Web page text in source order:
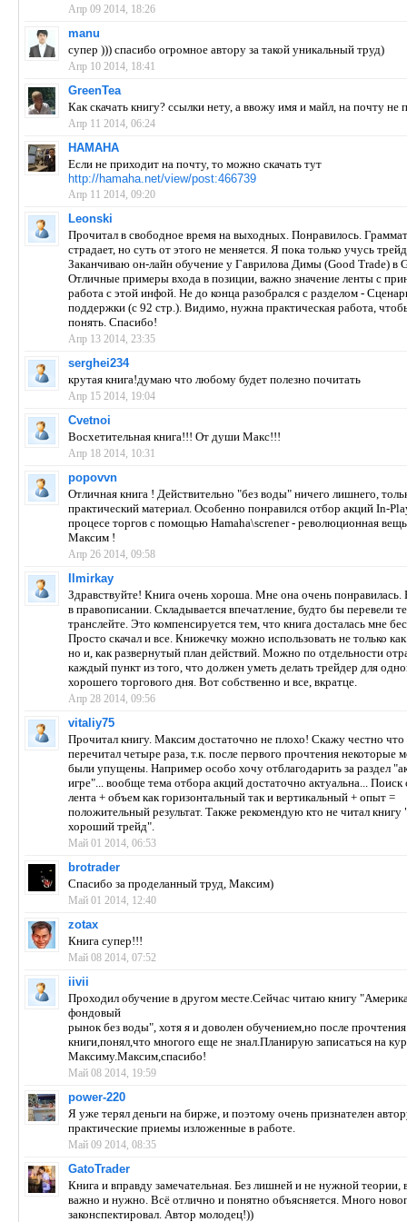
Апр 09 2014, 18:26
manu
супер ))) спасибо огромное автору за такой уникальный труд)
Апр 10 2014, 18:41
GreenTea
Как скачать книгу? ссылки нету, а ввожу имя и майл, на почту не
Апр 11 2014, 06:24
HAMAHA
Если не приходит на почту, то можно скачать тут
http://hamaha.net/view/post:466739
Апр 11 2014, 09:20
Leonski
Прочитал в свободное время на выходных. Понравилось.
страдает, но суть от этого не меняется. Я пока только учусь
Заканчиваю он-лайн обучение у Гаврилова Димы (Good Trade) в
Отличные примеры входа в позиции, важно значение ленты с
работа с этой инфой. Не до конца разобрался с разделом -
поддержки (с 92 стр.). Видимо, нужна практическая работа,
понять. Спасибо!
Апр 13 2014, 23:35
serghei234
крутая книга!думаю что любому будет полезно почитать
Апр 15 2014, 19:04
Cvetnoi
Восхетительная книга!!! От души Макс!!!
Апр 18 2014, 10:31
popovvn
Отличная книга ! Действительно "без воды" ничего лишнего,
практический материал. Особенно понравился отбор акций In-
процесе торгов с помощью Hamaha\screner - революционная
Максим !
Апр 26 2014, 09:58
Ilmirkay
Здравствуйте! Книга очень хороша. Мне она очень понравилась.
в правописании. Складывается впечатление, будто бы перевели
транслейте. Это компенсируется тем, что книга досталась мне
Просто скачал и все. Книжечку можно использовать не только
но и, как развернутый план действий. Можно по отдельности
каждый пункт из того, что должен уметь делать трейдер для
хорошего торгового дня. Вот собственно и все, вкратце.
Апр 28 2014, 09:56
vitaliy75
Прочитал книгу. Максим достаточно не плохо! Скажу честно что
перечитал четыре раза, т.к. после первого прочтения некоторые
были упущены. Например особо хочу отблагодарить за раздел
игре"... вообще тема отбора акций достаточно актуальна... Поиск
лента + объем как горизонтальный так и вертикальный + опыт =
положительный результат. Также рекомендую кто не читал книгу
хороший трейд".
Май 01 2014, 06:53
brotrader
Спасибо за проделанный труд, Максим)
Май 01 2014, 12:40
zotax
Книга супер!!!
Май 08 2014, 07:52
iivii
Проходил обучение в другом месте.Сейчас читаю книгу
фондовый
рынок без воды", хотя я и доволен обучением,но после прочтения
книги,понял,что многого еще не знал.Планирую записаться на
Максиму.Максим,спасибо!
Май 08 2014, 19:59
power-220
Я уже терял деньги на бирже, и поэтому очень признателен
практические приемы изложенные в работе.
Май 09 2014, 08:35
GatoTrader
Книга и вправду замечательная. Без лишней и не нужной теории,
важно и нужно. Всё отлично и понятно объясняется. Много
законспектировал. Автор молодец!))